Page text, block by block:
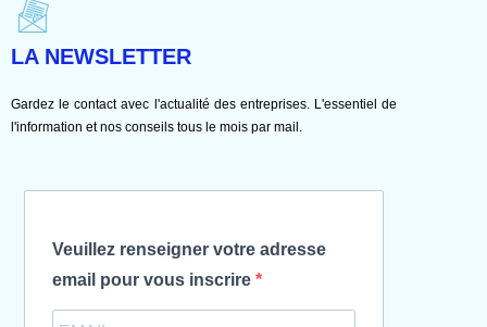
LA NEWSLETTER
Gardez le contact avec l'actualité des entreprises. L'essentiel de
l'information et nos conseils tous le mois par mail.
Veuillez renseigner votre adresse
email pour vous inscrire